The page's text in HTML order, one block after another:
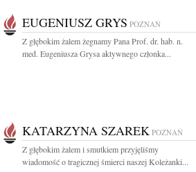
EUGENIUSZ GRYS POZNAŃ
Z głębokim żalem żegnamy Pana Prof. dr. hab. n.
med. Eugeniusza Grysa aktywnego członka...
KATARZYNA SZAREK POZNAŃ
Z głębokim żalem i smutkiem przyjęliśmy
wiadomość o tragicznej śmierci naszej Koleżanki...